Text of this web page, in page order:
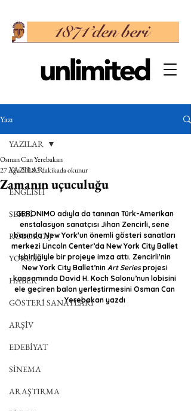
Yazı
YAZILAR
ENGLISH
SERGİ
RÖPORTAJ
YORUM
HABER
GÖSTERİ SANATLARI
ARŞİV
EDEBİYAT
SİNEMA
ARAŞTIRMA
YAZILAR
Zamanın uçuculuğu
Osman Can Yerebakan
27 Ağu 20183 dakikada okunur
GERONIMO adıyla da tanınan Türk-Amerikan
enstalasyon sanatçısı Jihan Zencirli, sene
başında New York'un önemli gösteri sanatları
merkezi Lincoln Center’da New York City Ballet
işbirliğiyle bir projeye imza attı. Zencirli'nin
New York City Ballet’nin Art Series projesi
kapsamında David H. Koch Salonu’nun lobisini
ele geçiren balon yerleştirmesini Osman Can
Yerebakan yazdı